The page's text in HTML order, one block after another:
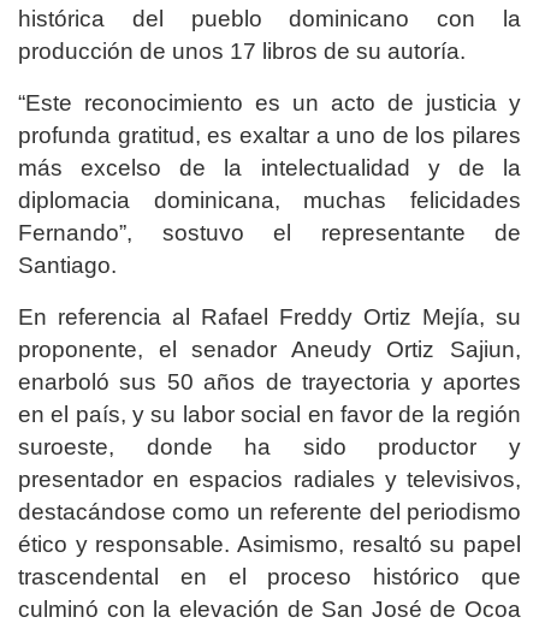
histórica del pueblo dominicano con la
producción de unos 17 libros de su autoría.
“Este reconocimiento es un acto de justicia y
profunda gratitud, es exaltar a uno de los pilares
más excelso de la intelectualidad y de la
diplomacia dominicana, muchas felicidades
Fernando”, sostuvo el representante de
Santiago.
En referencia al Rafael Freddy Ortiz Mejía, su
proponente, el senador Aneudy Ortiz Sajiun,
enarboló sus 50 años de trayectoria y aportes
en el país, y su labor social en favor de la región
suroeste, donde ha sido productor y
presentador en espacios radiales y televisivos,
destacándose como un referente del periodismo
ético y responsable. Asimismo, resaltó su papel
trascendental en el proceso histórico que
culminó con la elevación de San José de Ocoa